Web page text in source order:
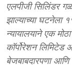
एलपीजी सिलिंडर
झाल्याच्या घटनेला
न्यायालयाने एक
कॉर्पोरेशन
बेजबाबदारपणा